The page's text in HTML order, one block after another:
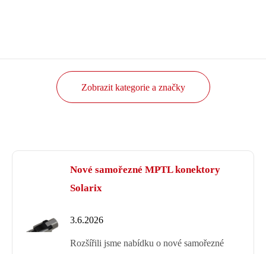
Zobrazit kategorie a značky
Nové samořezné MPTL
konektory Solarix
3.6.2026
Rozšířili jsme nabídku o nové